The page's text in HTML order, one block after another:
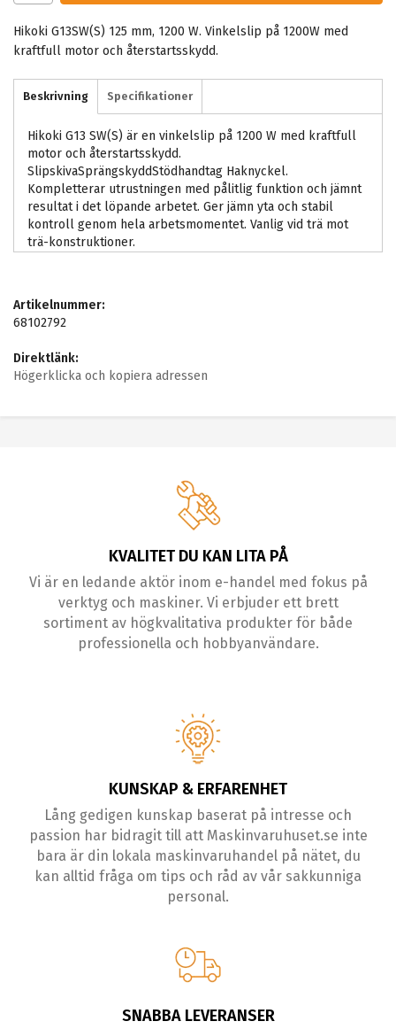
Hikoki G13SW(S) 125 mm, 1200 W. Vinkelslip på 1200W med
kraftfull motor och återstartsskydd.
Beskrivning Specifikationer
Hikoki G13 SW(S) är en vinkelslip på 1200 W med kraftfull
motor och återstartsskydd.
SlipskivaSprängskyddStödhandtag Haknyckel.
Kompletterar utrustningen med pålitlig funktion och jämnt
resultat i det löpande arbetet. Ger jämn yta och stabil
kontroll genom hela arbetsmomentet. Vanlig vid trä mot
trä-konstruktioner.
Artikelnummer:
68102792
Direktlänk:
Högerklicka och kopiera adressen
KVALITET DU KAN LITA PÅ
Vi är en ledande aktör inom e-handel med fokus på
verktyg och maskiner. Vi erbjuder ett brett
sortiment av högkvalitativa produkter för både
professionella och hobbyanvändare.
KUNSKAP & ERFARENHET
Lång gedigen kunskap baserat på intresse och
passion har bidragit till att Maskinvaruhuset.se inte
bara är din lokala maskinvaruhandel på nätet, du
kan alltid fråga om tips och råd av vår sakkunniga
personal.
SNABBA LEVERANSER